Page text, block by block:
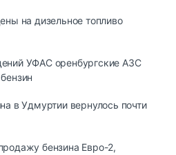
на дизельное топливо
УФАС оренбургские АЗС
в Удмуртии вернулось почти
бензина Евро-2,